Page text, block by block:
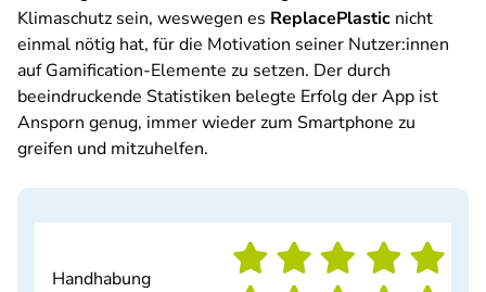
Klimaschutz sein, weswegen es ReplacePlastic nicht
einmal nötig hat, für die Motivation seiner Nutzer:innen
auf Gamification-Elemente zu setzen. Der durch
beeindruckende Statistiken belegte Erfolg der App ist
Ansporn genug, immer wieder zum Smartphone zu
greifen und mitzuhelfen.
Handhabung